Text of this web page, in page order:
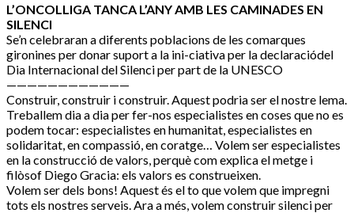
L’ONCOLLIGA TANCA L’ANY AMB LES CAMINADES EN
SILENCI
Se’n celebraran a diferents poblacions de les comarques
gironines per donar suport a la ini-ciativa per la declaraciódel
Dia Internacional del Silenci per part de la UNESCO
————————————
Construir, construir i construir. Aquest podria ser el nostre lema.
Treballem dia a dia per fer-nos especialistes en coses que no es
podem tocar: especialistes en humanitat, especialistes en
solidaritat, en compassió, en coratge… Volem ser especialistes
en la construcció de valors, perquè com explica el metge i
filòsof Diego Gracia: els valors es construeixen.
Volem ser dels bons! Aquest és el to que volem que impregni
tots els nostres serveis. Ara a més, volem construir silenci per